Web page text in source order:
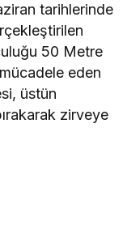
tarihlerinde
50 Metre
eden
üstün
zirveye